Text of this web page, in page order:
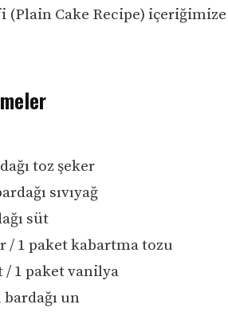
(Plain Cake Recipe)
toz şeker
sıvıyağ
süt
/ 1 paket kabartma tozu
/ 1 paket vanilya
un